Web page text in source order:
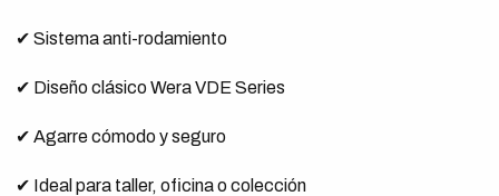
✔ Sistema anti-rodamiento
✔ Diseño clásico Wera VDE Series
✔ Agarre cómodo y seguro
✔ Ideal para taller, oficina o colección